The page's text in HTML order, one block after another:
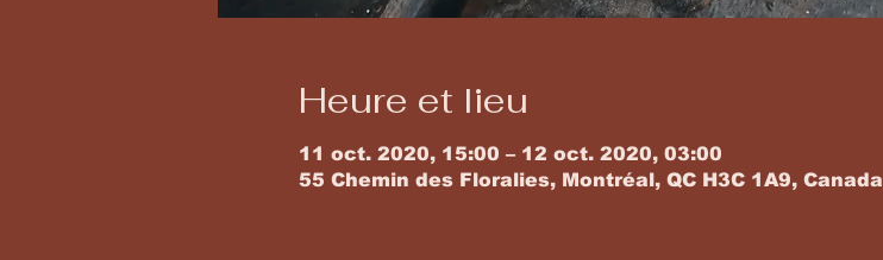
Heure et lieu
11 oct. 2020, 15:00 – 12 oct. 2020, 03:00
55 Chemin des Floralies, Montréal, QC H3C 1A9, Canada